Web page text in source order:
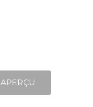
APERÇU